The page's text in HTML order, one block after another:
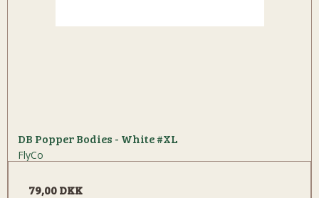
DB Popper Bodies - White #XL
FlyCo
79,00 DKK